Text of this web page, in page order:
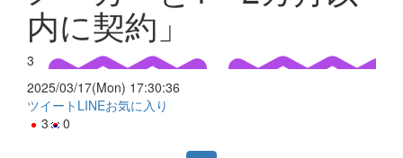
内に契約」
3
2025/03/17(Mon) 17:30:36
ツイート LINEお気に入り
3
0